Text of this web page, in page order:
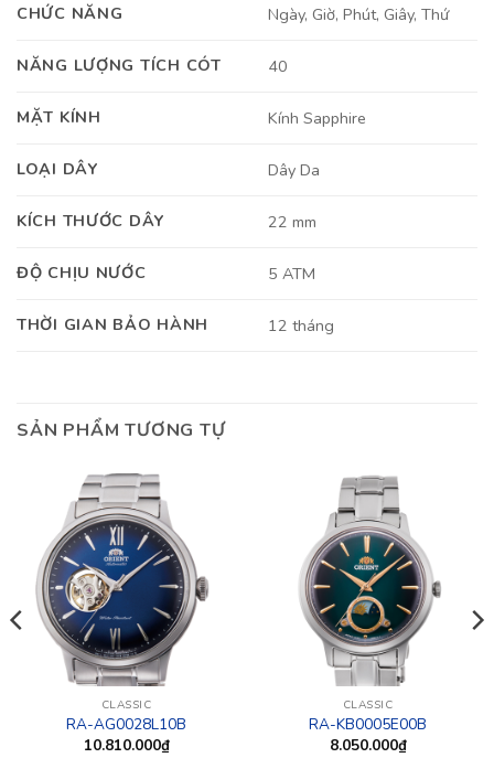
CHỨC NĂNG Ngày, Giờ, Phút, Giây, Thứ
NĂNG LƯỢNG TÍCH CÓT 40
MẶT KÍNH Kính Sapphire
LOẠI DÂY Dây Da
KÍCH THƯỚC DÂY 22 mm
ĐỘ CHỊU NƯỚC 5 ATM
THỜI GIAN BẢO HÀNH 12 tháng
SẢN PHẨM TƯƠNG TỰ
CLASSIC
RA-AG0028L10B
10.810.000₫
CLASSIC
RA-KB0005E00B
8.050.000₫